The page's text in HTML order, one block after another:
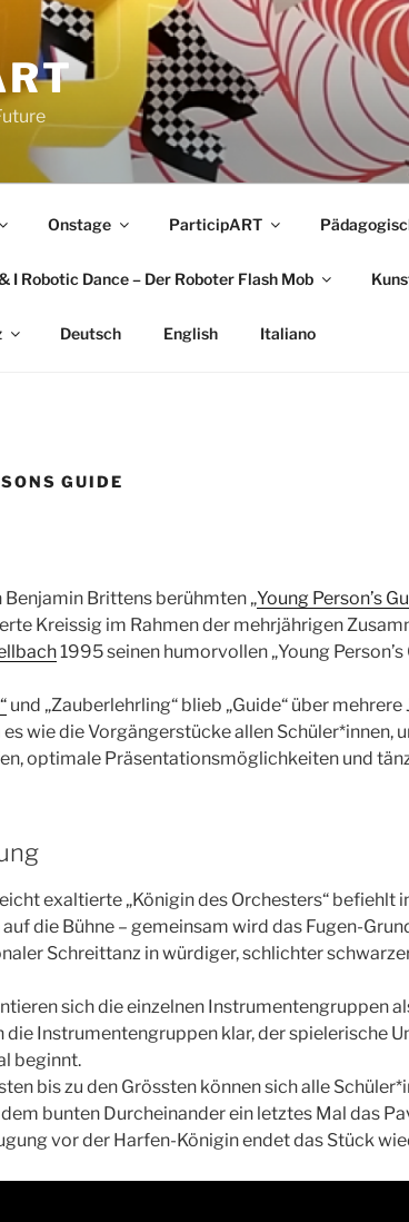
Onstage ParticipART
I Robotic Dance – Der Roboter Flash Mob
Deutsch English Italiano
GUIDE
Benjamin Brittens berühmten „Young Person’s
Kreissig im Rahmen der mehrjährigen
1995 seinen humorvollen „Young
und „Zauberlehrling“ blieb „Guide“ über
es wie die Vorgängerstücke allen Schüler*innen,
optimale Präsentationsmöglichkeiten und
exaltierte „Königin des Orchesters“ befiehlt
die Bühne – gemeinsam wird das Fugen-
Schreittanz in würdiger, schlichter
sich die einzelnen Instrumentengruppen
die Instrumentengruppen klar, der spielerische
beginnt.
bis zu den Grössten können sich alle
dem bunten Durcheinander ein letztes Mal das
vor der Harfen-Königin endet das Stück